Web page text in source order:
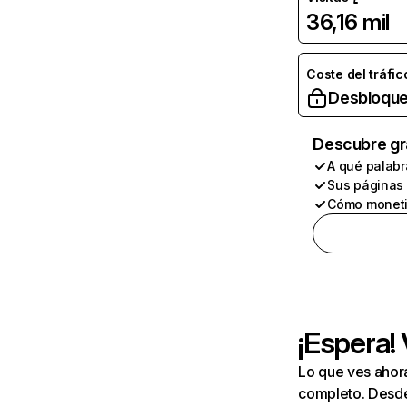
36,16 mil
Coste del
Descubre
A qué
Sus
Cómo
Lo que ves
completo.